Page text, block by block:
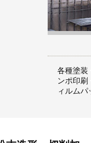
各種塗装
ンポ印刷
ィルムパ